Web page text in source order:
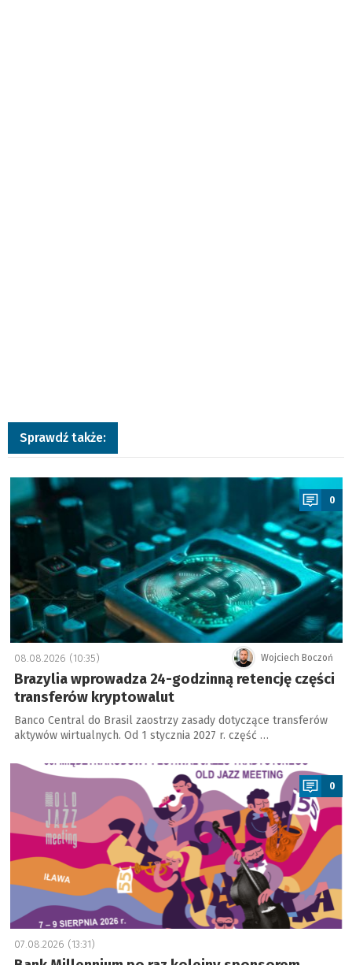
Sprawdź także:
a
0
Wojciech Boczoń
08.08.2026 (10:35)
Brazylia wprowadza 24-godzinną retencję części
transferów kryptowalut
Banco Central do Brasil zaostrzy zasady dotyczące transferów
aktywów wirtualnych. Od 1 stycznia 2027 r. część …
a
0
07.08.2026 (13:31)